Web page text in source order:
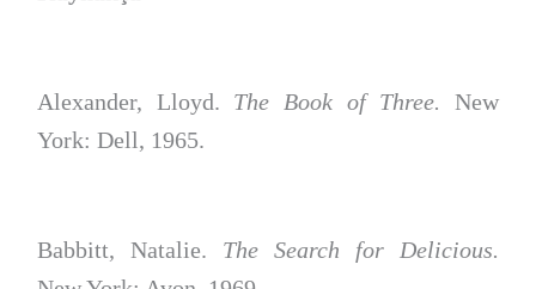
Alexander, Lloyd. The Book of Three.New
York: Dell, 1965.
Babbitt, Natalie. The Search for Delicious.